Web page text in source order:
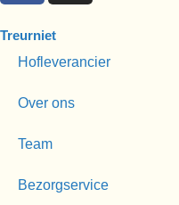
Treurniet
Hofleverancier
Over ons
Team
Bezorgservice